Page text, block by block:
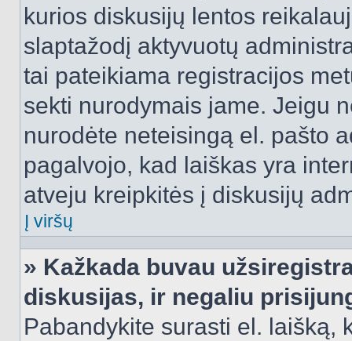
kurios diskusijų lentos
slaptažodį aktyvuotų
tai pateikiama registracijos
sekti nurodymais jame. Jeigu
nurodėte neteisingą el. pašto
pagalvojo, kad laiškas yra
atveju kreipkitės į diskusijų
Į viršų
» Kažkada buvau
diskusijas, ir negaliu
Pabandykite surasti el. laišką,